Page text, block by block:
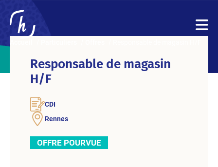
Responsable de magasin
H/F
CDI
Rennes
OFFRE POURVUE